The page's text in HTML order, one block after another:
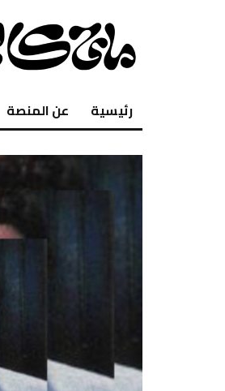
رئيسية عن المنصة